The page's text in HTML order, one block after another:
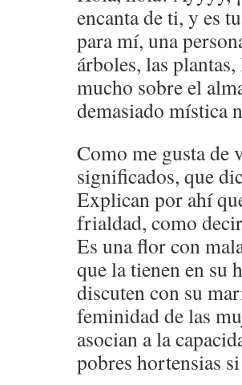
encanta de ti, y es
para mí, una
árboles, las
mucho sobre el
demasiado mística
Como me gusta de
significados, que
Explican por ahí
frialdad, como
Es una flor con
que la tienen en su
discuten con su
feminidad de las
asocian a la
pobres hortensias